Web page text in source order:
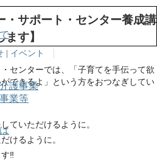
護事業
業等
・サポート・センター養成講
す】
イベント
センターでは、「子育てを手伝って欲
できるよ」という方をおつなぎしてい
ていただけるように。
けるように。
‼